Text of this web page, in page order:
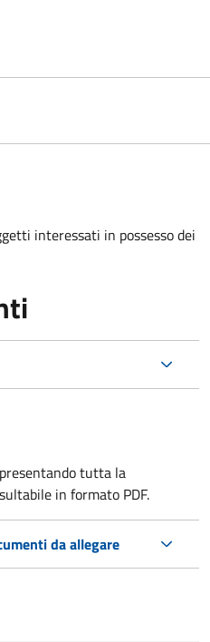
interessati in possesso dei
tutta la
in formato PDF.
da allegare